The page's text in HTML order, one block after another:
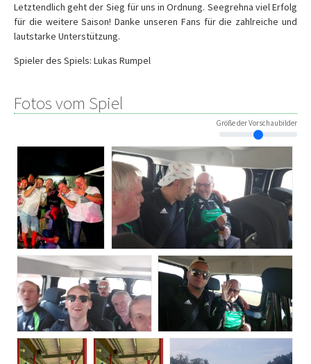
Letztendlich geht der Sieg für uns in Ordnung. Seegrehna viel Erfolg
für die weitere Saison! Danke unseren Fans für die zahlreiche und
lautstarke Unterstützung.
Spieler des Spiels: Lukas Rumpel
Fotos vom Spiel
Größe der Vorschaubilder